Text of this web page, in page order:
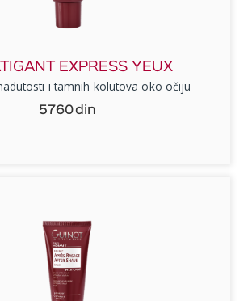
EXPRESS YEUX
i tamnih kolutova oko očiju
5760din